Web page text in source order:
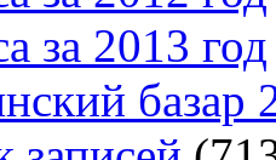
за 2013 год
базар